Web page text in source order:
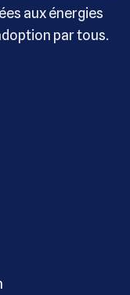
aux énergies
par tous.